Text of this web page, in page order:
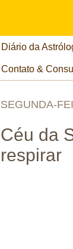
Diário da
Contato &
SEGUNDA-
Céu da
respirar